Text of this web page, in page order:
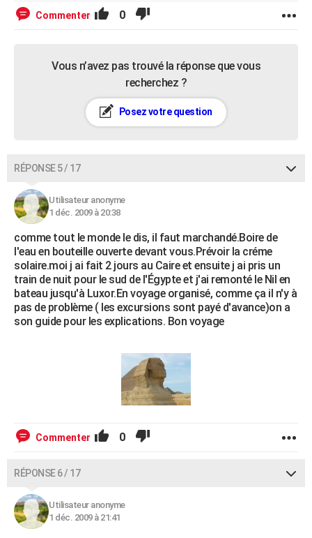
Commenter 0
Vous n’avez pas trouvé la réponse que vous
recherchez ?
Posez votre question
RÉPONSE 5 / 17
Utilisateur anonyme
1 déc. 2009 à 20:38
comme tout le monde le dis, il faut marchandé.Boire de
l'eau en bouteille ouverte devant vous.Prévoir la créme
solaire.moi j ai fait 2 jours au Caire et ensuite j ai pris un
train de nuit pour le sud de l'Égypte et j'ai remonté le Nil en
bateau jusqu'à Luxor.En voyage organisé, comme ça il n'y à
pas de problème ( les excursions sont payé d'avance)on a
son guide pour les explications. Bon voyage
Commenter 0
RÉPONSE 6 / 17
Utilisateur anonyme
1 déc. 2009 à 21:41